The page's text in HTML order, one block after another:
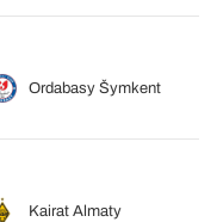
Ordabasy Šymkent
Kairat Almaty